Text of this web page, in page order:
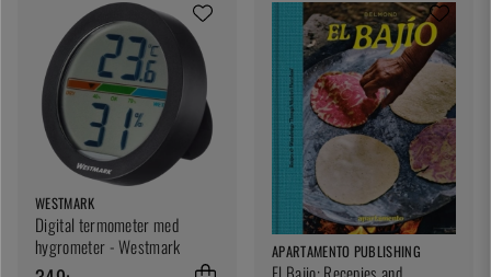
WESTMARK
Digital termometer med
hygrometer - Westmark
APARTAMENTO PUBLISHING